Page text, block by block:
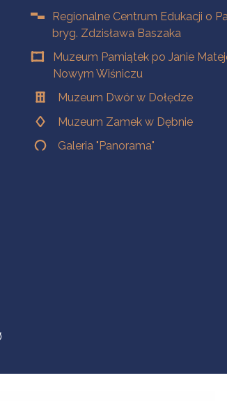
Regionalne Centrum Edukacji o
bryg. Zdzisława Baszaka
Muzeum Pamiątek po Janie
Nowym Wiśniczu
Muzeum Dwór w Dołędze
Muzeum Zamek w Dębnie
Galeria "Panorama"